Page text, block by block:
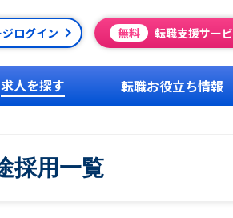
ログイン 無料 転職支援サー
求人を探す 転職お役立ち情報
採用一覧